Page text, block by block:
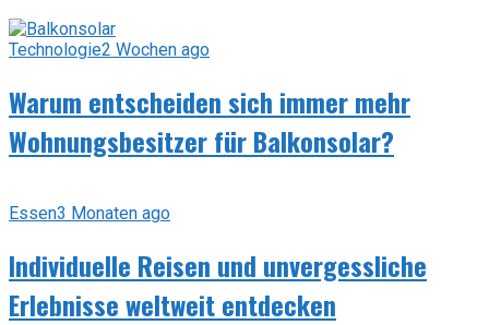
Technologie2 Wochen ago
Warum entscheiden sich immer mehr
Wohnungsbesitzer für Balkonsolar?
Essen3 Monaten ago
Individuelle Reisen und unvergessliche
Erlebnisse weltweit entdecken